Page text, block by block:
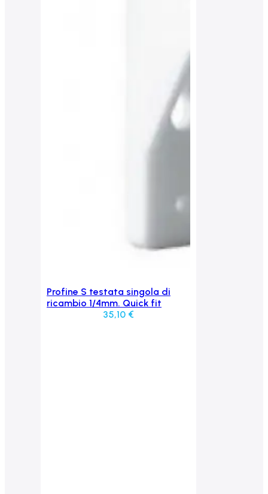
Aggiungi al carrello
Profine S testata singola di
ricambio 1/4mm. Quick fit
35,10 €